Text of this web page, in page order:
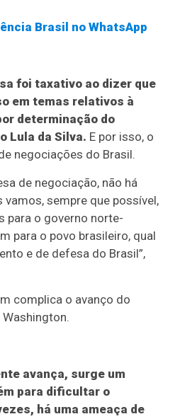
Brasil no WhatsApp
foi taxativo ao dizer que
em temas relativos à
determinação do
Lula da Silva. E por isso, o
negociações do Brasil.
de negociação, não há
vamos, sempre que possível,
para o governo norte-
para o povo brasileiro, qual
e de defesa do Brasil”,
complica o avanço do
avança, surge um
para dificultar o
há uma ameaça de